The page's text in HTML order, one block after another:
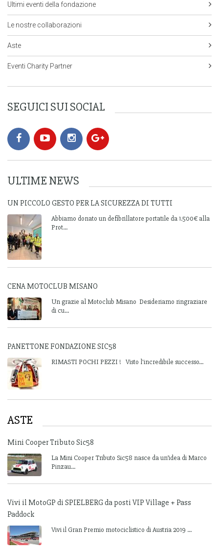
Ultimi eventi della fondazione
Le nostre collaborazioni
Aste
Eventi Charity Partner
SEGUICI SUI SOCIAL
ULTIME NEWS
UN PICCOLO GESTO PER LA SICUREZZA DI TUTTI
Abbiamo donato un defibrillatore portatile da 1.500€ alla
Prot...
CENA MOTOCLUB MISANO
Un grazie al Motoclub Misano Desideriamo ringraziare
di cu...
PANETTONE FONDAZIONE SIC58
RIMASTI POCHI PEZZI ! Visto l'incredibile successo...
ASTE
Mini Cooper Tributo Sic58
La Mini Cooper Tributo Sic58 nasce da un’idea di Marco
Pinzau...
Vivi il MotoGP di SPIELBERG da posti VIP Village + Pass
Paddock
Vivi il Gran Premio motociclistico di Austria 2019 ...